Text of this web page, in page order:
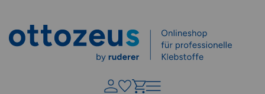
Springen zu